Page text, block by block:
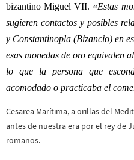
bizantino Miguel VII. «Estas
sugieren contactos y posibles
y Constantinopla (Bizancio) en
esas monedas de oro equivalen
lo que la persona que
acomodado o practicaba el
Cesarea Marítima, a orillas del
antes de nuestra era por el rey de
romanos.